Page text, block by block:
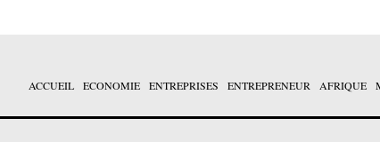
ACCUEIL ECONOMIE ENTREPRISES ENTREPRENEUR AFRIQUE